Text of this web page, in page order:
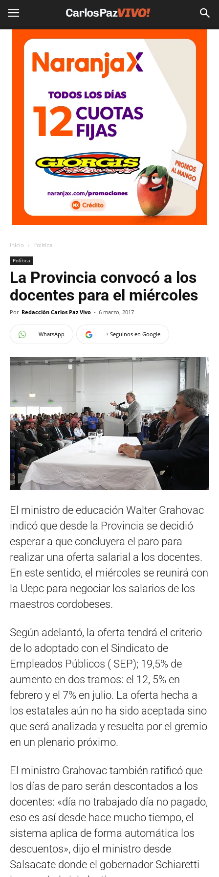
Inicio Política
Política
La Provincia convocó a los
docentes para el miércoles
Por Redacción Carlos Paz Vivo - 6 marzo, 2017
WhatsApp + Seguinos en Google
El ministro de educación Walter Grahovac
indicó que desde la Provincia se decidió
esperar a que concluyera el paro para
realizar una oferta salarial a los docentes.
En este sentido, el miércoles se reunirá con
la Uepc para negociar los salarios de los
maestros cordobeses.
Según adelantó, la oferta tendrá el criterio
de lo adoptado con el Sindicato de
Empleados Públicos ( SEP); 19,5% de
aumento en dos tramos: el 12, 5% en
febrero y el 7% en julio. La oferta hecha a
los estatales aún no ha sido aceptada sino
que será analizada y resuelta por el gremio
en un plenario próximo.
El ministro Grahovac también ratificó que
los días de paro serán descontados a los
docentes: «día no trabajado día no pagado,
eso es así desde hace mucho tiempo, el
sistema aplica de forma automática los
descuentos», dijo el ministro desde
Salsacate donde el gobernador Schiaretti